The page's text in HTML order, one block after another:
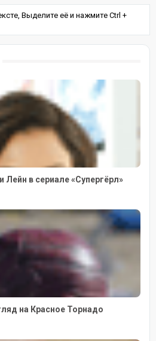
Выделите её и нажмите Ctrl +
в сериале «Супергёрл»
на Красное Торнадо